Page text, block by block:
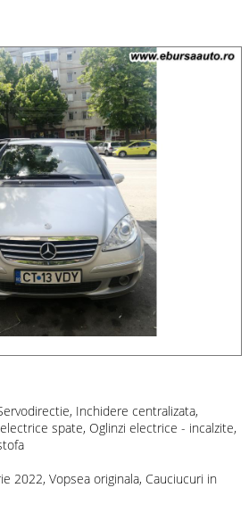
Inchidere centralizata,
spate, Oglinzi electrice - incalzite,
2022, Vopsea originala, Cauciucuri in